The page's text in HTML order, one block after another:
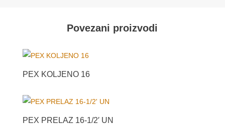
Povezani proizvodi
PEX KOLJENO 16
PEX PRELAZ 16-1/2′ UN